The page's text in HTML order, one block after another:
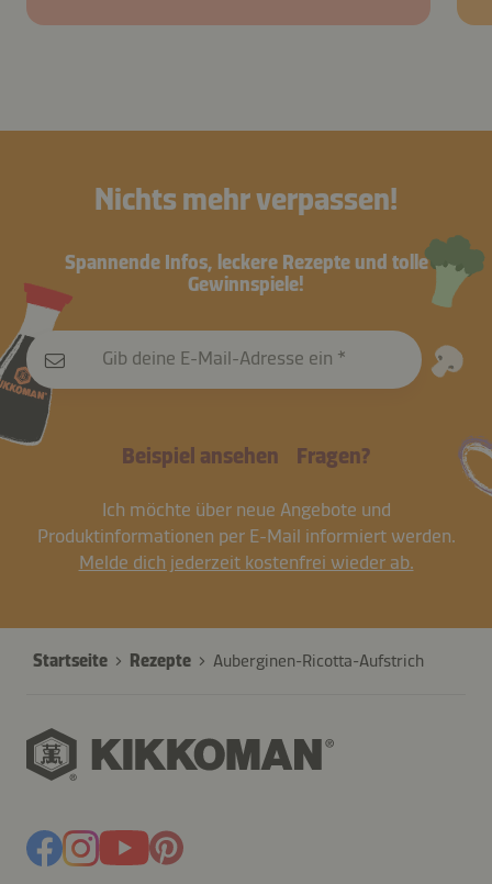
Nichts mehr verpassen!
Spannende Infos, leckere Rezepte und tolle
Gewinnspiele!
Gib deine E-Mail-Adresse ein
Beispiel ansehen Fragen?
Ich möchte über neue Angebote und
Produktinformationen per E-Mail informiert werden.
Melde dich jederzeit kostenfrei wieder ab.
Startseite Rezepte Auberginen-Ricotta-Aufstrich